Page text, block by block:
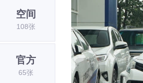
空间
108张
官方
65张